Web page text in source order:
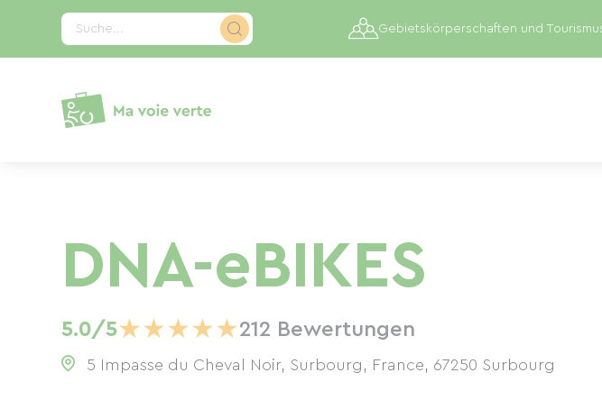
Suche... Gebietskörperschaften und
DNA-eBIKES
5.0/5★★★★★212 Bewertungen
5 Impasse du Cheval Noir, Surbourg, France, 67250 Surbourg
Cookie-Einstellungen